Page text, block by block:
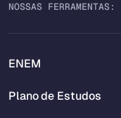
NOSSAS FERRAMENTAS:
ENEM
Plano de Estudos